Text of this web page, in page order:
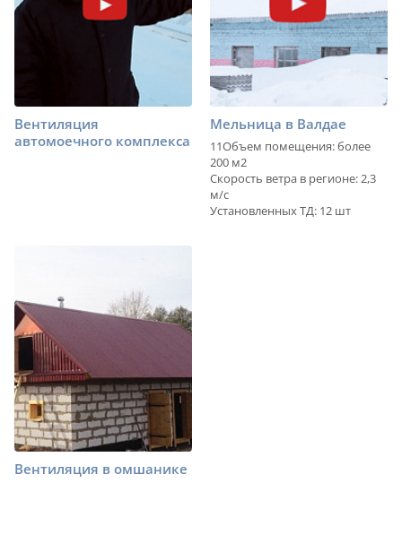
Вентиляция
автомоечного комплекса
Мельница в Валдае
11Объем помещения: более
200 м2
Скорость ветра в регионе: 2,3
м/с
Установленных ТД: 12 шт
Вентиляция в омшанике